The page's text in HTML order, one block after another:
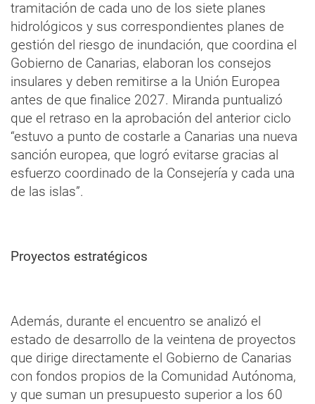
tramitación de cada uno de los siete planes
hidrológicos y sus correspondientes planes de
gestión del riesgo de inundación, que coordina el
Gobierno de Canarias, elaboran los consejos
insulares y deben remitirse a la Unión Europea
antes de que finalice 2027. Miranda puntualizó
que el retraso en la aprobación del anterior ciclo
“estuvo a punto de costarle a Canarias una nueva
sanción europea, que logró evitarse gracias al
esfuerzo coordinado de la Consejería y cada una
de las islas”.
Proyectos estratégicos
Además, durante el encuentro se analizó el
estado de desarrollo de la veintena de proyectos
que dirige directamente el Gobierno de Canarias
con fondos propios de la Comunidad Autónoma,
y que suman un presupuesto superior a los 60